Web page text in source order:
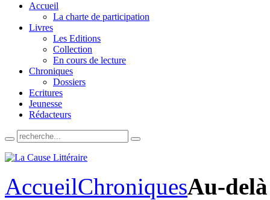
Accueil
La charte de participation
Livres
Les Editions
Collection
En cours de lecture
Chroniques
Dossiers
Ecritures
Jeunesse
Rédacteurs
AccueilChroniquesAu-